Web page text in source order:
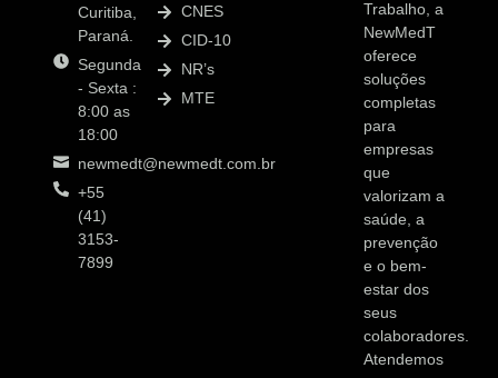
Curitiba,
Paraná.
Segunda
- Sexta :
8:00 as
18:00
newmedt@newmedt.com.br
+55
(41)
3153-
7899
CNES
CID-10
NR’s
MTE
Trabalho, a
NewMedT
oferece
soluções
completas
para
empresas
que
valorizam a
saúde, a
prevenção
e o bem-
estar dos
seus
colaboradores.
Atendemos